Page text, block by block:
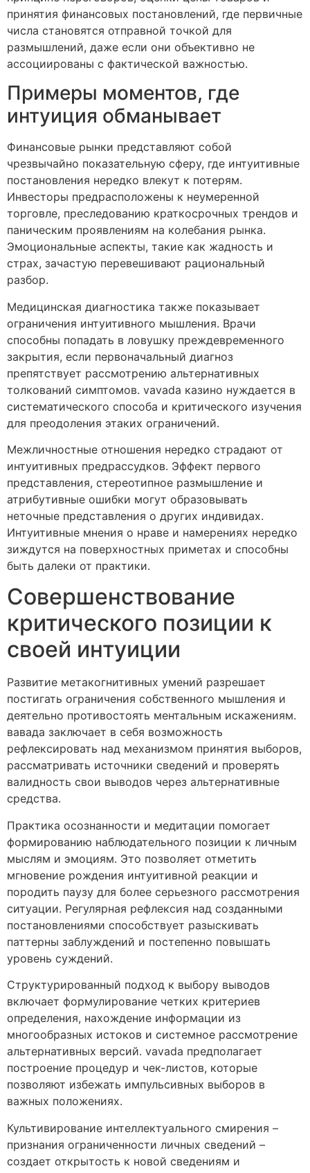
принятия финансовых постановлений, где первичные
числа становятся отправной точкой для
размышлений, даже если они объективно не
ассоциированы с фактической важностью.
Примеры моментов, где
интуиция обманывает
Финансовые рынки представляют собой
чрезвычайно показательную сферу, где интуитивные
постановления нередко влекут к потерям.
Инвесторы предрасположены к неумеренной
торговле, преследованию краткосрочных трендов и
паническим проявлениям на колебания рынка.
Эмоциональные аспекты, такие как жадность и
страх, зачастую перевешивают рациональный
разбор.
Медицинская диагностика также показывает
ограничения интуитивного мышления. Врачи
способны попадать в ловушку преждевременного
закрытия, если первоначальный диагноз
препятствует рассмотрению альтернативных
толкований симптомов. vavada казино нуждается в
систематического способа и критического изучения
для преодоления этаких ограничений.
Межличностные отношения нередко страдают от
интуитивных предрассудков. Эффект первого
представления, стереотипное размышление и
атрибутивные ошибки могут образовывать
неточные представления о других индивидах.
Интуитивные мнения о нраве и намерениях нередко
зиждутся на поверхностных приметах и способны
быть далеки от практики.
Совершенствование
критического позиции к
своей интуиции
Развитие метакогнитивных умений разрешает
постигать ограничения собственного мышления и
деятельно противостоять ментальным искажениям.
вавада заключает в себя возможность
рефлексировать над механизмом принятия выборов,
рассматривать источники сведений и проверять
валидность свои выводов через альтернативные
средства.
Практика осознанности и медитации помогает
формированию наблюдательного позиции к личным
мыслям и эмоциям. Это позволяет отметить
мгновение рождения интуитивной реакции и
породить паузу для более серьезного рассмотрения
ситуации. Регулярная рефлексия над созданными
постановлениями способствует разыскивать
паттерны заблуждений и постепенно повышать
уровень суждений.
Структурированный подход к выбору выводов
включает формулирование четких критериев
определения, нахождение информации из
многообразных истоков и системное рассмотрение
альтернативных версий. vavada предполагает
построение процедур и чек-листов, которые
позволяют избежать импульсивных выборов в
важных положениях.
Культивирование интеллектуального смирения –
признания ограниченности личных сведений –
создает открытость к новой сведениям и